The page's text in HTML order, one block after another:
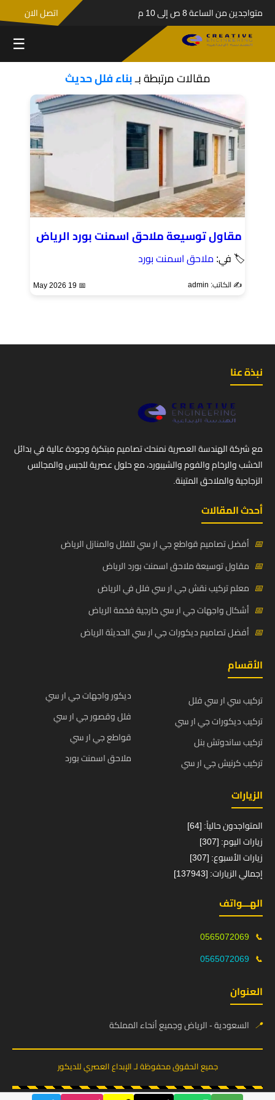
متواجدين من الساعة 8 ص إلى 10 م اتصل الان
☰
مقالات مرتبطة بـبناء فلل حديث
مقاول توسيعة ملاحق اسمنت بورد الرياض
🏷 في: ملاحق اسمنت بورد
✍️ الكاتب: admin 📅 19 May 2026
نبذة عنا
مع شركة الهندسة العصرية نمنحك تصاميم مبتكرة وجودة عالية في بدائل
الخشب والرخام والفوم والشيبورد، مع حلول عصرية للجبس والمجالس
الزجاجية والملاحق المتينة.
أحدث المقالات
📅 أفضل تصاميم قواطع جي ار سي للفلل والمنازل الرياض
📅 مقاول توسيعة ملاحق اسمنت بورد الرياض
📅 معلم تركيب نقش جي ار سي فلل في الرياض
📅 أشكال واجهات جي ار سي خارجية فخمة الرياض
📅 أفضل تصاميم ديكورات جي ار سي الحديثة الرياض
الأقسام
تركيب سي ار سي فلل
تركيب ديكورات جي ار سي
تركيب ساندوتش بنل
تركيب كرنيش جي ار سي
ديكور واجهات جي ار سي
فلل وقصور جي ار سي
قواطع جي ار سي
ملاحق اسمنت بورد
الزيارات
المتواجدون حالياً: [64]
زيارات اليوم: [307]
زيارات الأسبوع: [307]
إجمالي الزيارات: [137943]
الهـــواتف
📞
0565072069
📞
0565072069
العنوان
📍 السعودية - الرياض وجميع أنحاء المملكة
جميع الحقوق محفوظة لـ الإبداع العصري للديكور